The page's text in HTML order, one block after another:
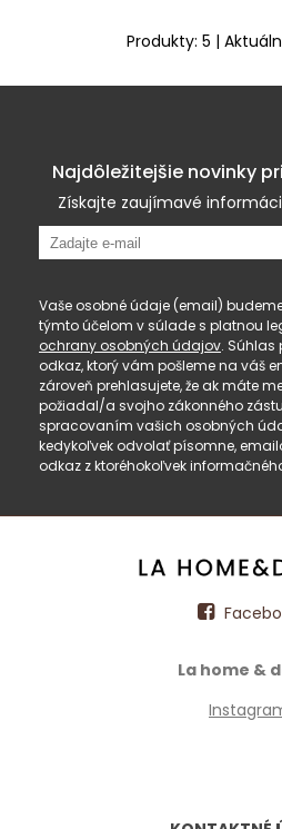
Produkty: 5 |
Najdôležitejšie novinky
Získajte zaujímavé
Vaše osobné údaje (email)
týmto účelom v súlade s platnou
ochrany osobných údajov. Súhlas
odkaz, ktorý vám pošleme na váš
zároveň prehlasujete, že ak máte
požiadal/a svojho zákonného
spracovaním vašich osobných
kedykoľvek odvolať písomne,
odkaz z ktoréhokoľvek
La home &